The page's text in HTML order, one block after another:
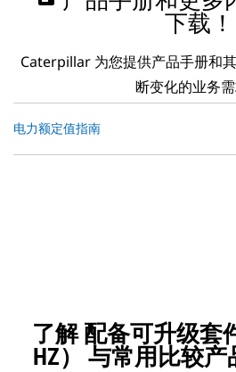
下载！
Caterpillar 为您提供产品手册和
断变化的业务需
电力额定值指南
了解 配备可升级套
HZ） 与常用比较产